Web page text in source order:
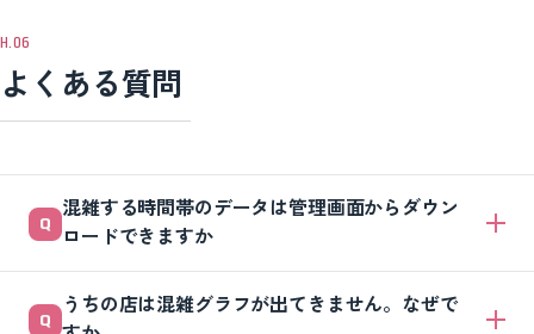
よくある質問
混雑する時間帯のデータは管理画面からダウン
ロードできますか
うちの店は混雑グラフが出てきません。なぜで